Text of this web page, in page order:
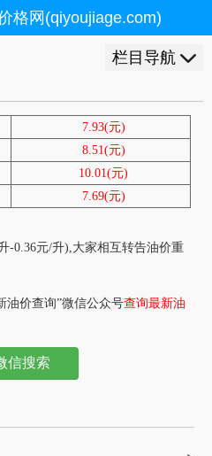
格网(qiyoujiage.com)
栏目导航
7.93(元)
8.51(元)
10.01(元)
7.69(元)
-0.36元/升),大家相互转告油价重
油价查询”微信公众号查询最新油
信搜索